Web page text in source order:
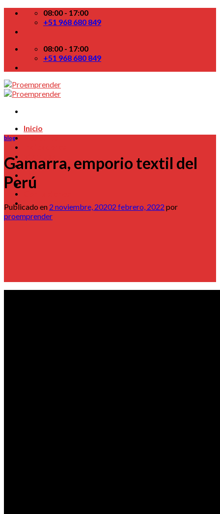
Skip
content
08:00 - 17:00
+51 968 680 849
08:00 - 17:00
+51 968 680 849
Inicio
Nosotros
Colabora
TV
Blog
blog
Gamarra, emporio textil del
Perú
Publicado en 2 noviembre, 20202 febrero, 2022 por
proemprender